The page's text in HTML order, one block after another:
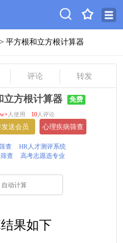
> 平方根和立方根计算器
评论 转发
立方根计算器 免费
人使用 10人评论
查
HR人才测评系统
查
高考志愿选专业
果如下